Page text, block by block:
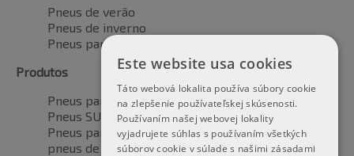
Pneus de verão
Pneus de inverno
Pneus para todas as estações
Produtos
Pneus para automóveis
Pneus SUV / 4x4
Pneus para veículos de transporte
pneus de motocicleta
Este website usa cookies
Táto webová lokalita používa súbory cookie
na zlepšenie používateľskej skúsenosti.
Používaním našej webovej lokality
vyjadrujete súhlas s používaním všetkých
súborov cookie v súlade s našimi zásadami